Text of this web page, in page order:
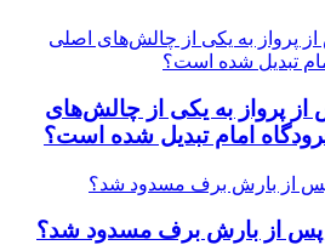
پرواز به یکی از چالش‌های
امام تبدیل شده است؟
پس از بارش برف مسدود شد؟